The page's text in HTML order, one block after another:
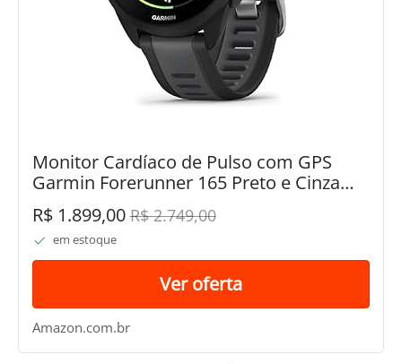
Monitor Cardíaco de Pulso com GPS
Garmin Forerunner 165 Preto e Cinza
Ardosia WW
R$ 1.899,00R$ 2.749,00
em estoque
Ver oferta
Amazon.com.br